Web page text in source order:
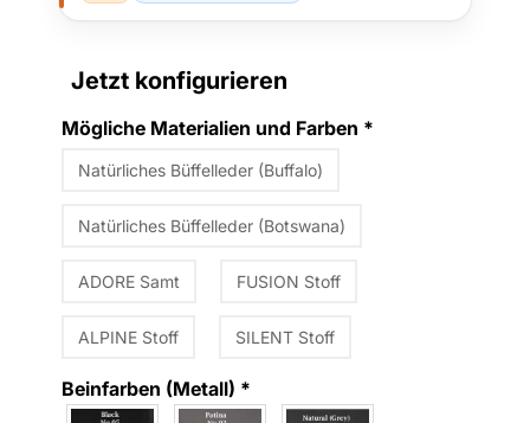
Jetzt konfigurieren
Mögliche Materialien und Farben *
Natürliches Büffelleder (Buffalo)
Natürliches Büffelleder (Botswana)
ADORE Samt FUSION Stoff
ALPINE Stoff SILENT Stoff
Beinfarben (Metall) *